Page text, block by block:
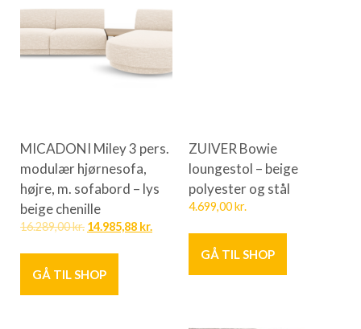
MICADONI Miley 3 pers.
modulær hjørnesofa,
højre, m. sofabord – lys
beige chenille
16.289,00kr. 14.985,88 kr.
GÅ TIL SHOP
ZUIVER Bowie
loungestol – beige
polyester og stål
4.699,00kr.
GÅ TIL SHOP